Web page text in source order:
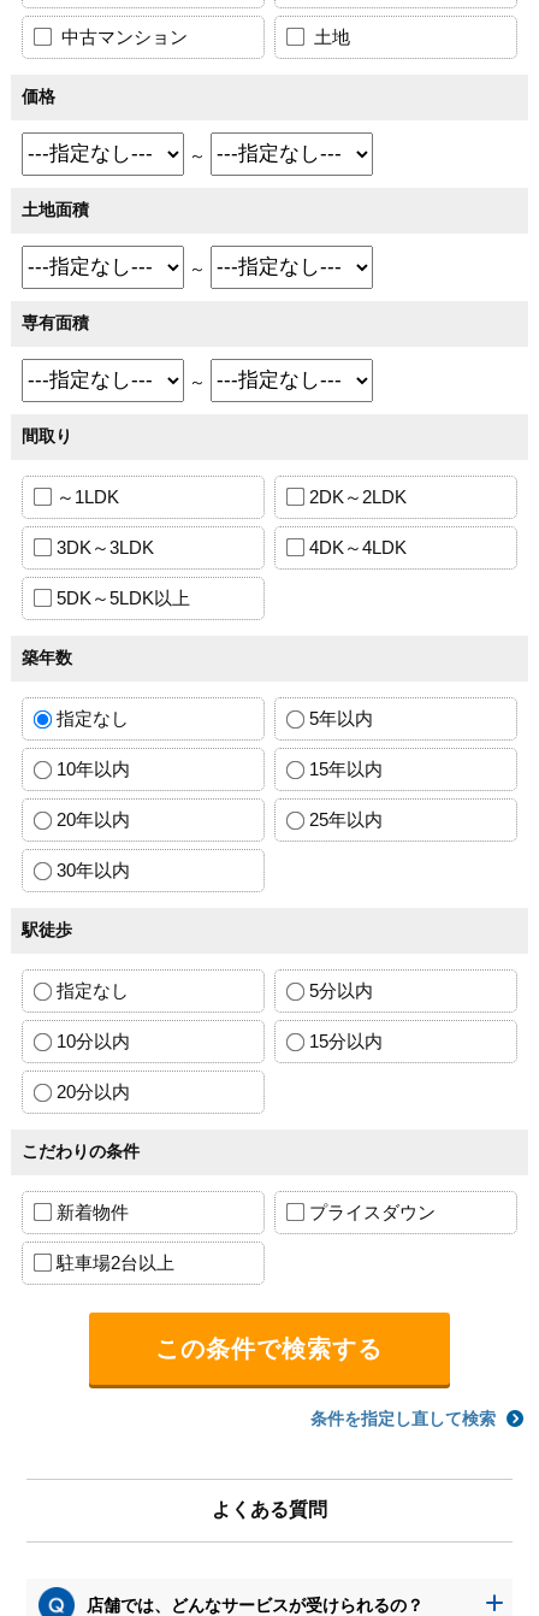
中古マンション 土地
価格
～
土地面積
～
専有面積
～
間取り
～1LDK 2DK～2LDK
3DK～3LDK 4DK～4LDK
5DK～5LDK以上
築年数
指定なし 5年以内
10年以内 15年以内
20年以内 25年以内
30年以内
駅徒歩
指定なし 5分以内
10分以内 15分以内
20分以内
こだわりの条件
新着物件 プライスダウン
駐車場2台以上
条件を指定し直して検索
よくある質問
店舗では、どんなサービスが受けられるの？